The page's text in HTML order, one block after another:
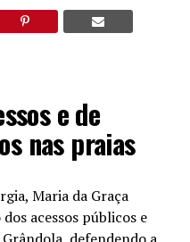
e de
nas praias
Maria da Graça
acessos públicos e
defendendo a